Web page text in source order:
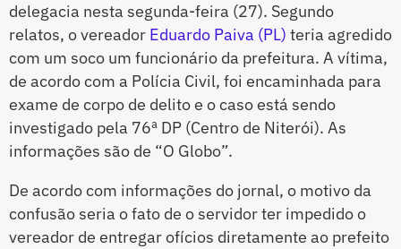
delegacia nesta segunda-feira (27). Segundo
relatos, o vereador Eduardo Paiva (PL) teria agredido
com um soco um funcionário da prefeitura. A vítima,
de acordo com a Polícia Civil, foi encaminhada para
exame de corpo de delito e o caso está sendo
investigado pela 76ª DP (Centro de Niterói). As
informações são de “O Globo”.
De acordo com informações do jornal, o motivo da
confusão seria o fato de o servidor ter impedido o
vereador de entregar ofícios diretamente ao prefeito